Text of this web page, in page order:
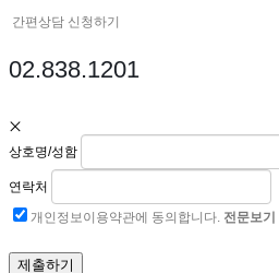
간편상담 신청하기
02.838.1201
상호명/성함
연락처
개인정보이용약관에 동의합니다. 전문보기